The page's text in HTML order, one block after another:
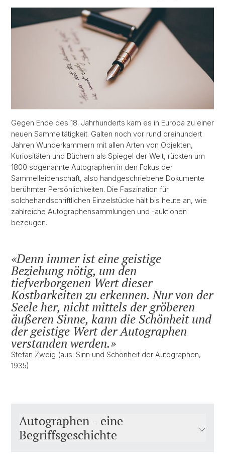
Gegen Ende des 18. Jahrhunderts kam es in Europa zu einer
neuen Sammeltätigkeit. Galten noch vor rund dreihundert
Jahren Wunderkammern mit allen Arten von Objekten,
Kuriositäten und Büchern als Spiegel der Welt, rückten um
1800 sogenannte Autographen in den Fokus der
Sammelleidenschaft, also handgeschriebene Dokumente
berühmter Persönlichkeiten. Die Faszination für
solchehandschriftlichen Einzelstücke hält bis heute an, wie
zahlreiche Autographensammlungen und -auktionen
bezeugen.
Denn immer ist eine geistige
Beziehung nötig, um den
tiefverborgenen Wert dieser
Kostbarkeiten zu erkennen. Nur von der
Seele her, nicht mittels der gröberen
äußeren Sinne, kann die Schönheit und
der geistige Wert der Autographen
verstanden werden.
Stefan Zweig (aus: Sinn und Schönheit der Autographen,
1935)
Autographen - eine
Begriffsgeschichte